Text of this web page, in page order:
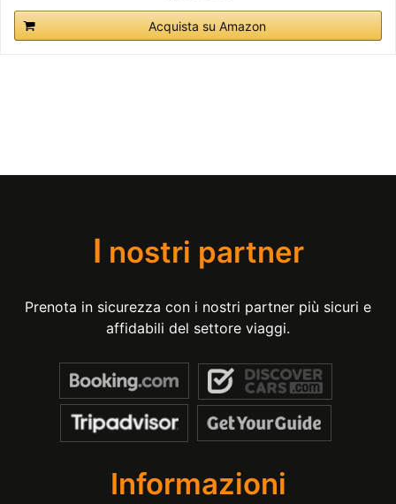
Acquista su Amazon
I nostri partner
Prenota in sicurezza con i nostri partner più sicuri e
affidabili del settore viaggi.
Informazioni